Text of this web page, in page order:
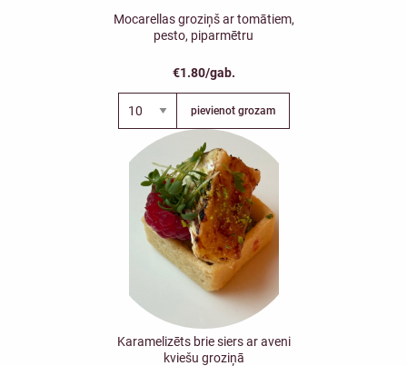
Mocarellas groziņš ar tomātiem,
pesto, piparmētru
€1.80/gab.
pievienot grozam
Karamelizēts brie siers ar aveni
kviešu groziņā